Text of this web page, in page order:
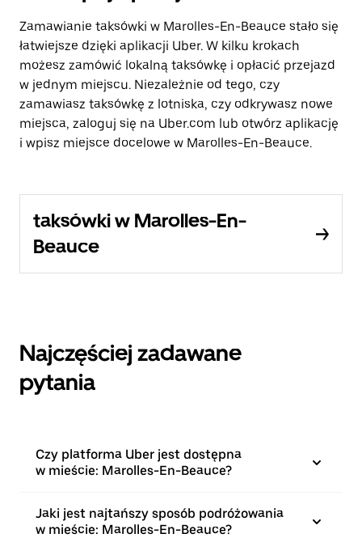
Zamawianie taksówki w Marolles-En-Beauce stało się
łatwiejsze dzięki aplikacji Uber. W kilku krokach
możesz zamówić lokalną taksówkę i opłacić przejazd
w jednym miejscu. Niezależnie od tego, czy
zamawiasz taksówkę z lotniska, czy odkrywasz nowe
miejsca, zaloguj się na Uber.com lub otwórz aplikację
i wpisz miejsce docelowe w Marolles-En-Beauce.
taksówki w Marolles-En-
Beauce
Najczęściej zadawane
pytania
Czy platforma Uber jest dostępna
w mieście: Marolles-En-Beauce?
Jaki jest najtańszy sposób podróżowania
w mieście: Marolles-En-Beauce?